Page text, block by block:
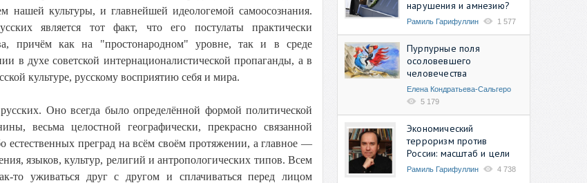
нашей культуры, и главнейшей идеологемой самоосознания.
является тот факт, что его постулаты практически
причём как на "простонародном" уровне, так и в среде
в духе советской интернационалистической пропаганды, а в
культуре, русскому восприятию себя и мира.
Оно всегда было определённой формой политической
весьма целостной географически, прекрасно связанной
преград на всём своём протяжении, а главное —
языков, культур, религий и антропологических типов. Всем
то уживаться друг с другом и сплачиваться перед лицом
нарушения и амнезию?
Рамиль Гарифуллин 1 577
Пурпурные поля
осоловевшего
человечества
Елена Кондратьева-Сальгеро
5 179
Экономический
терроризм против
России: масштаб и цели
Рамиль Гарифуллин 4 738